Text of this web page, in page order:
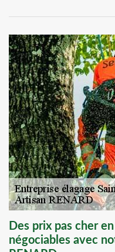
Des prix pas cher
négociables avec